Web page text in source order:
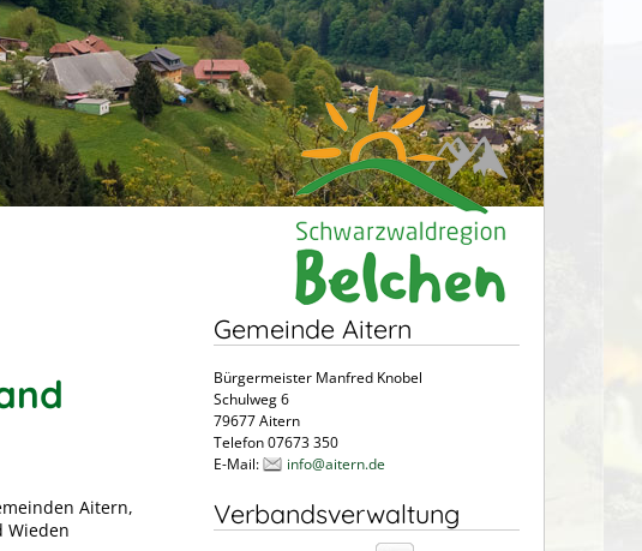
Aitern,
Wieden
Gemeinde Aitern
Bürgermeister Manfred Knobel
Schulweg 6
79677 Aitern
Telefon 07673 350
E-Mail:
info@aitern.de
Verbandsverwaltung